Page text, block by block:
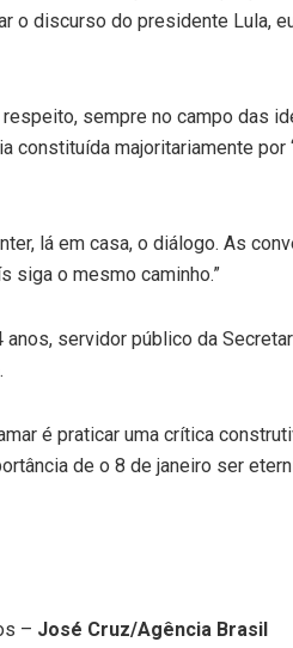
o discurso do presidente Lula,
respeito, sempre no campo das
majoritariamente por
lá em casa, o diálogo. As
siga o mesmo caminho.”
servidor público da
é praticar uma crítica
de o 8 de janeiro ser
– José Cruz/Agência Brasil